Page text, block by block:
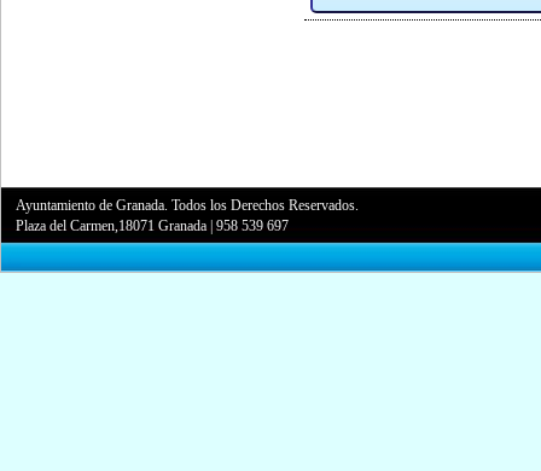
Ayuntamiento de Granada. Todos los Derechos Reservados.
Plaza del Carmen,18071 Granada |958 539 697